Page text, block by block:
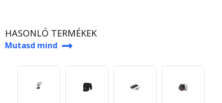
HASONLÓ TERMÉKEK
Mutasd mind